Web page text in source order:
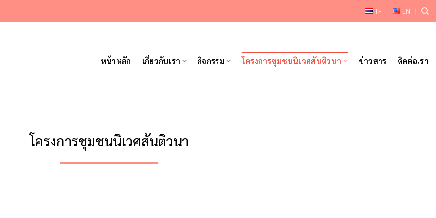
TH EN
หน้าหลัก เกี่ยวกับเรา กิจกรรม โครงการชุมชนนิเวศสันติวนา ข่าวสาร ติดต่อเรา
โครงการชุมชนนิเวศสันติวนา